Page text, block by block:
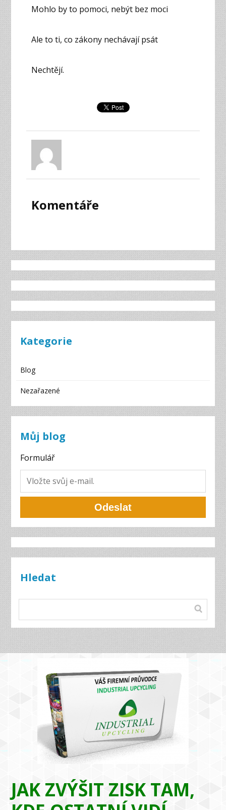
Mohlo by to pomoci, nebýt bez moci
Ale to ti, co zákony nechávají psát
Nechtějí.
Komentáře
Kategorie
Blog
Nezařazené
Můj blog
Formulář
Odeslat
Hledat
JAK ZVÝŠIT ZISK TAM,